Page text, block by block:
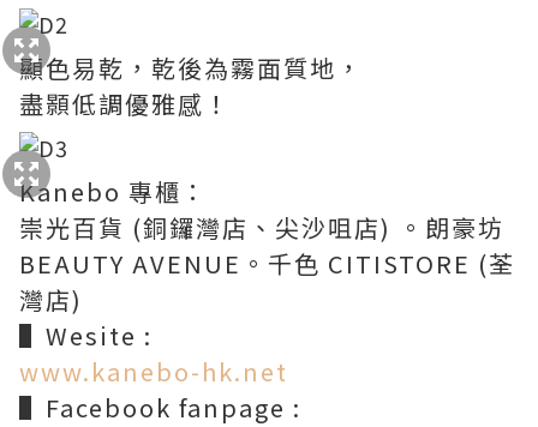
顯色易乾，乾後為霧面質地，
盡顥低調優雅感！
Kanebo 專櫃：
崇光百貨 (銅鑼灣店、尖沙咀店) 。朗豪坊
BEAUTY AVENUE。千色 CITISTORE (荃
灣店)
▌Wesite :
www.kanebo-hk.net
▌Facebook fanpage :